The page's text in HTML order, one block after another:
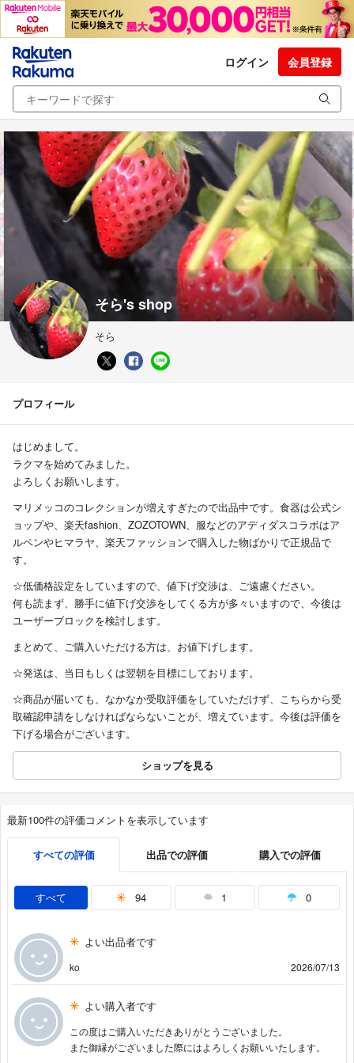
ログイン 会員登録
そら's shop
そら
プロフィール
はじめまして。
ラクマを始めてみました。
よろしくお願いします。
マリメッコのコレクションが増えすぎたので出品中です。食器は公式シ
ョップや、楽天fashion、ZOZOTOWN、服などのアディダスコラボはア
ルペンやヒマラヤ、楽天ファッションで購入した物ばかりで正規品で
す。
☆低価格設定をしていますので、値下げ交渉は、ご遠慮ください。
何も読まず、勝手に値下げ交渉をしてくる方が多々いますので、今後は
ユーザーブロックを検討します。
まとめて、ご購入いただける方は、お値下げします。
☆発送は、当日もしくは翌朝を目標にしております。
☆商品が届いても、なかなか受取評価をしていただけず、こちらから受
取確認申請をしなければならないことが、増えています。今後は評価を
下げる場合がございます。
ショップを見る
最新100件の評価コメントを表示しています
すべての評価 出品での評価 購入での評価
すべて 94 1 0
よい出品者です
ko 2026/07/13
よい購入者です
この度はご購入いただきありがとうございました。
また御縁がございました際にはよろしくお願いいたします。